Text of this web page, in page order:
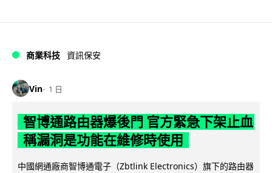
商業科技 資訊保安
Vin 1 日
智博通路由器爆後門 官方緊急下架止血
稱漏洞是功能在維修時使用
中國網通廠商智博通電子（Zbtlink Electronics）旗下的路由器